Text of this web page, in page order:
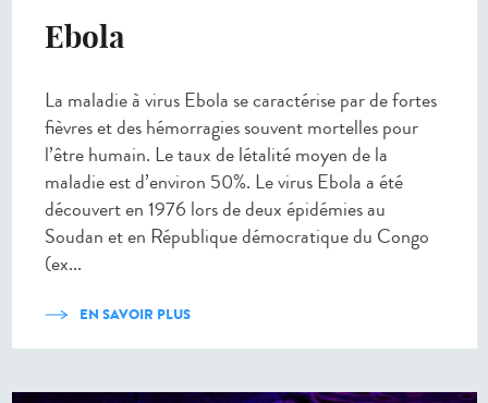
Ebola
La maladie à virus Ebola se caractérise par de fortes
fièvres et des hémorragies souvent mortelles pour
l’être humain. Le taux de létalité moyen de la
maladie est d’environ 50%. Le virus Ebola a été
découvert en 1976 lors de deux épidémies au
Soudan et en République démocratique du Congo
(ex...
EN SAVOIR PLUS